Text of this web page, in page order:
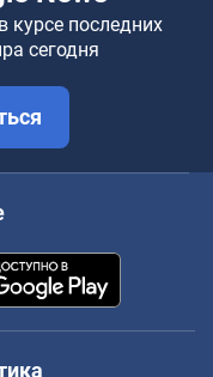
курсе последних
сегодня